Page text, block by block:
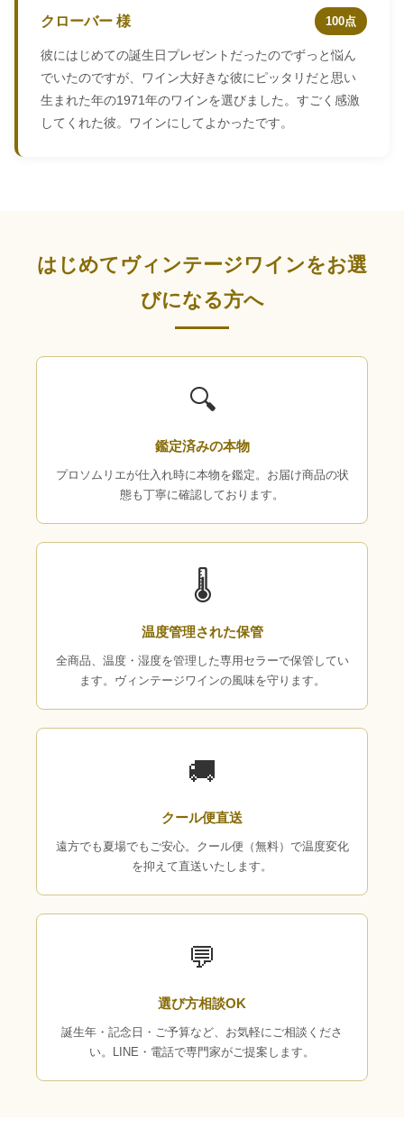
クローバー 様 100点
彼にはじめての誕生日プレゼントだったのでずっと悩ん
でいたのですが、ワイン大好きな彼にピッタリだと思い
生まれた年の1971年のワインを選びました。すごく感激
してくれた彼。ワインにしてよかったです。
はじめてヴィンテージワインをお選
びになる方へ
🔍
鑑定済みの本物
プロソムリエが仕入れ時に本物を鑑定。お届け商品の状
態も丁寧に確認しております。
🌡
温度管理された保管
全商品、温度・湿度を管理した専用セラーで保管してい
ます。ヴィンテージワインの風味を守ります。
🚚
クール便直送
遠方でも夏場でもご安心。クール便（無料）で温度変化
を抑えて直送いたします。
💬
選び方相談OK
誕生年・記念日・ご予算など、お気軽にご相談くださ
い。LINE・電話で専門家がご提案します。